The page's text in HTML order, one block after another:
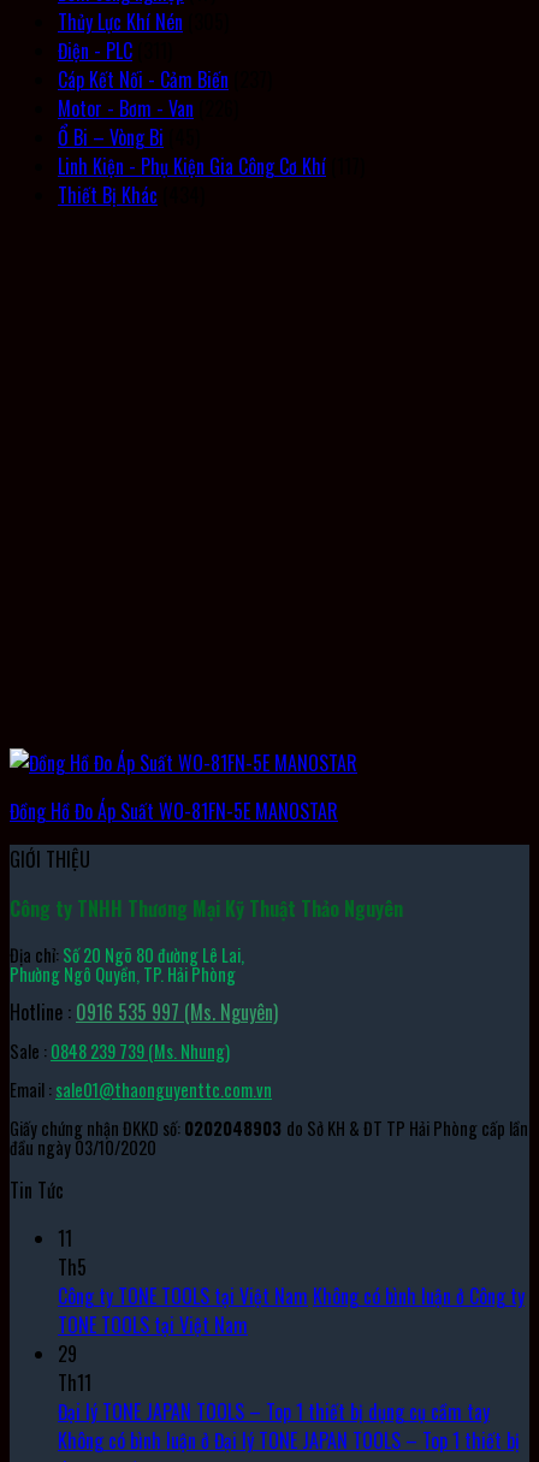
Thủy Lực Khí Nén
Điện - PLC
Cáp Kết Nối - Cảm Biến
Motor - Bơm - Van
Ổ Bi – Vòng Bi
Linh Kiện - Phụ Kiện Gia Công Cơ Khí
Thiết Bị Khác
Đồng Hồ Đo Áp Suất WO-81FN-5E MANOSTAR
GIỚI THIỆU
Công ty TNHH Thương Mại Kỹ Thuật Thảo Nguyên
Địa chỉ:Số 20 Ngõ 80 đường Lê Lai,
Phường Ngô Quyền, TP. Hải Phòng
Hotline : 0916 535 997 (Ms. Nguyên)
Sale :0848 239 739 (Ms. Nhung)
Email :sale01@thaonguyenttc.com.vn
Giấy chứng nhận ĐKKD số:0202048903 do Sở KH & ĐT TP Hải Phòng cấp lần
đầu ngày 03/10/2020
Tin Tức
11
Th5
Công ty TONE TOOLS tại Việt Nam Không có bình luận ở Công ty
TONE TOOLS tại Việt Nam
29
Th11
Đại lý TONE JAPAN TOOLS – Top 1 thiết bị dụng cụ cầm tay
Không có bình luận ở Đại lý TONE JAPAN TOOLS – Top 1 thiết bị